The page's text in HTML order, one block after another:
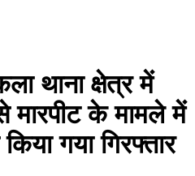
थाना क्षेत्र में
के मामले में
गया गिरफ्तार